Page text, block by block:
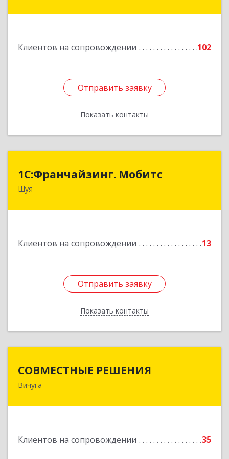
Клиентов на сопровождении 102
Отправить заявку
Показать контакты
Отправить заявку
Назад
1С:Франчайзинг. Мобитс
Шуя
Клиентов на сопровождении 13
Отправить заявку
Показать контакты
1С:Франчайзинг. Мобитс
Отправить заявку
Назад
СОВМЕСТНЫЕ РЕШЕНИЯ
Вичуга
Клиентов на сопровождении 35
155331, Ивановская обл, Вичугский р-н, Вичуга